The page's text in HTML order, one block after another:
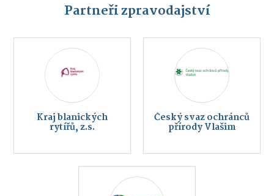
Partneři zpravodajství
Kraj blanických
rytířů, z.s.
Český svaz ochránců
přírody Vlašim